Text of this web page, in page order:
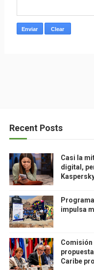
Recent Posts
Casi la
digital,
impulsa
Comisión
Caribe